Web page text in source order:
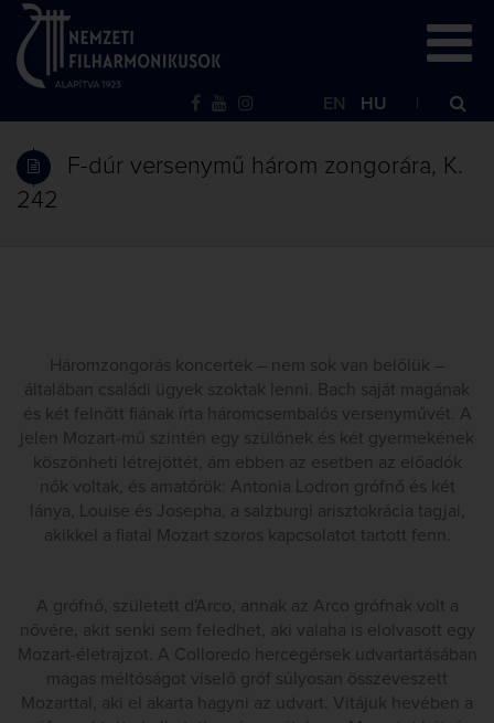
EN HU
F-dúr versenymű három zongorára, K.
242
Háromzongorás koncertek – nem sok van belőlük –
általában családi ügyek szoktak lenni. Bach saját magának
és két felnőtt fiának írta háromcsembalós versenyművét. A
jelen Mozart-mű szintén egy szülőnek és két gyermekének
köszönheti létrejöttét, ám ebben az esetben az előadók
nők voltak, és amatőrök: Antonia Lodron grófnő és két
lánya, Louise és Josepha, a salzburgi arisztokrácia tagjai,
akikkel a fiatal Mozart szoros kapcsolatot tartott fenn.
A grófnő, született d'Arco, annak az Arco grófnak volt a
nővére, akit senki sem feledhet, aki valaha is elolvasott egy
Mozart-életrajzot. A Colloredo hercegérsek udvartartásában
magas méltóságot viselő gróf súlyosan összeveszett
Mozarttal, aki el akarta hagyni az udvart. Vitájuk hevében a